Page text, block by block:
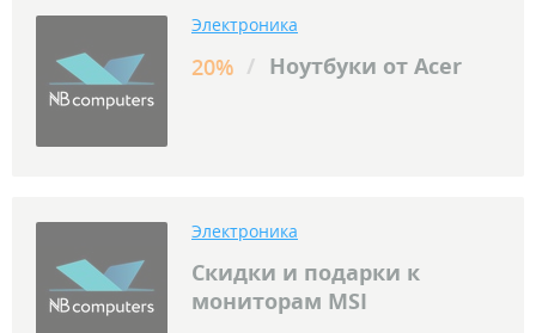
Электроника
20% / Ноутбуки от Acer
Электроника
Скидки и подарки к
мониторам MSI